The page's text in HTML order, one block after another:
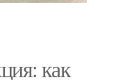
как